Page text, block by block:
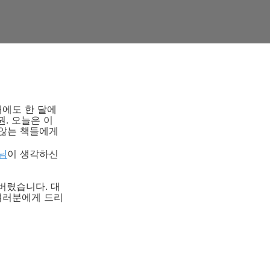
도 한 달에
. 오늘은 이
는 책들에게
이 생각하신
렸습니다. 대
분에게 드리